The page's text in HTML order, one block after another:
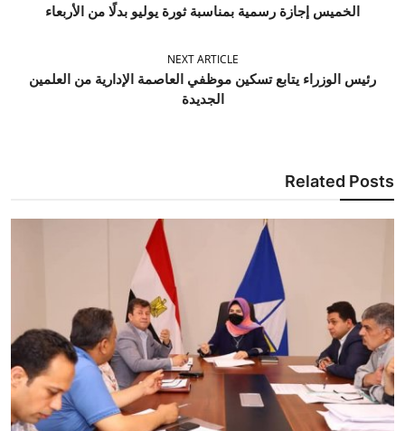
الخميس إجازة رسمية بمناسبة ثورة يوليو بدلًا من الأربعاء
NEXT ARTICLE
رئيس الوزراء يتابع تسكين موظفي العاصمة الإدارية من العلمين
الجديدة
Related Posts